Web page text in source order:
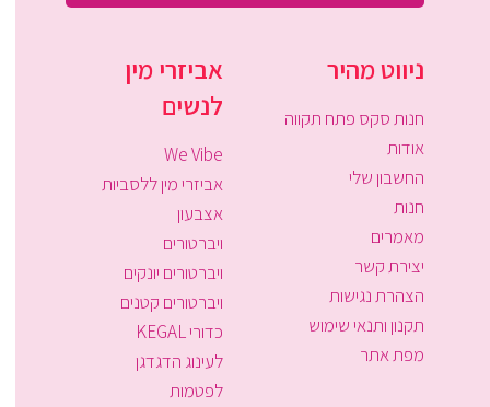
ניווט מהיר
חנות סקס פתח תקווה
אודות
החשבון שלי
חנות
מאמרים
יצירת קשר
הצהרת נגישות
תקנון ותנאי שימוש
מפת אתר
אביזרי מין
לנשים
We Vibe
אביזרי מין ללסביות
אצבעון
ויברטורים
ויברטורים יונקים
ויברטורים קטנים
כדורי KEGAL
לעינוג הדגדגן
לפטמות